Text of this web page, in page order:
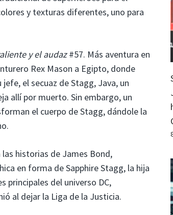
y texturas diferentes, uno para
y el audaz#57. Más aventura en
Rex Mason a Egipto, donde
el secuaz de Stagg, Java, un
allí por muerto. Sin embargo, un
el cuerpo de Stagg, dándole la
historias de James Bond,
en forma de Sapphire Stagg, la hija
principales del universo DC,
al dejar la Liga de la Justicia.